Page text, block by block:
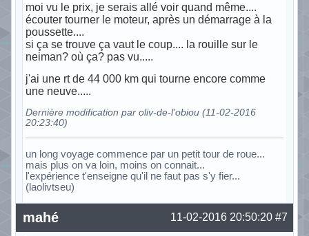
moi vu le prix, je serais allé voir quand même....
écouter tourner le moteur, après un démarrage à la
poussette....
si ça se trouve ça vaut le coup.... la rouille sur le
neiman? où ça? pas vu.....
j'ai une rt de 44 000 km qui tourne encore comme
une neuve.....
Dernière modification par oliv-de-l'obiou (11-02-2016
20:23:40)
un long voyage commence par un petit tour de roue...
mais plus on va loin, moins on connait...
l'expérience t'enseigne qu'il ne faut pas s'y fier...
(laolivtseu)
Hors ligne #7
11-02-2016 20:50:20
mahé